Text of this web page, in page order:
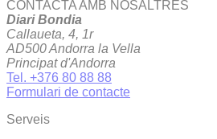
CONTACTA AMB NOSALTRES
Diari Bondia
Callaueta, 4, 1r
AD500 Andorra la Vella
Principat d'Andorra
Tel. +376 80 88 88
Formulari de contacte
Serveis